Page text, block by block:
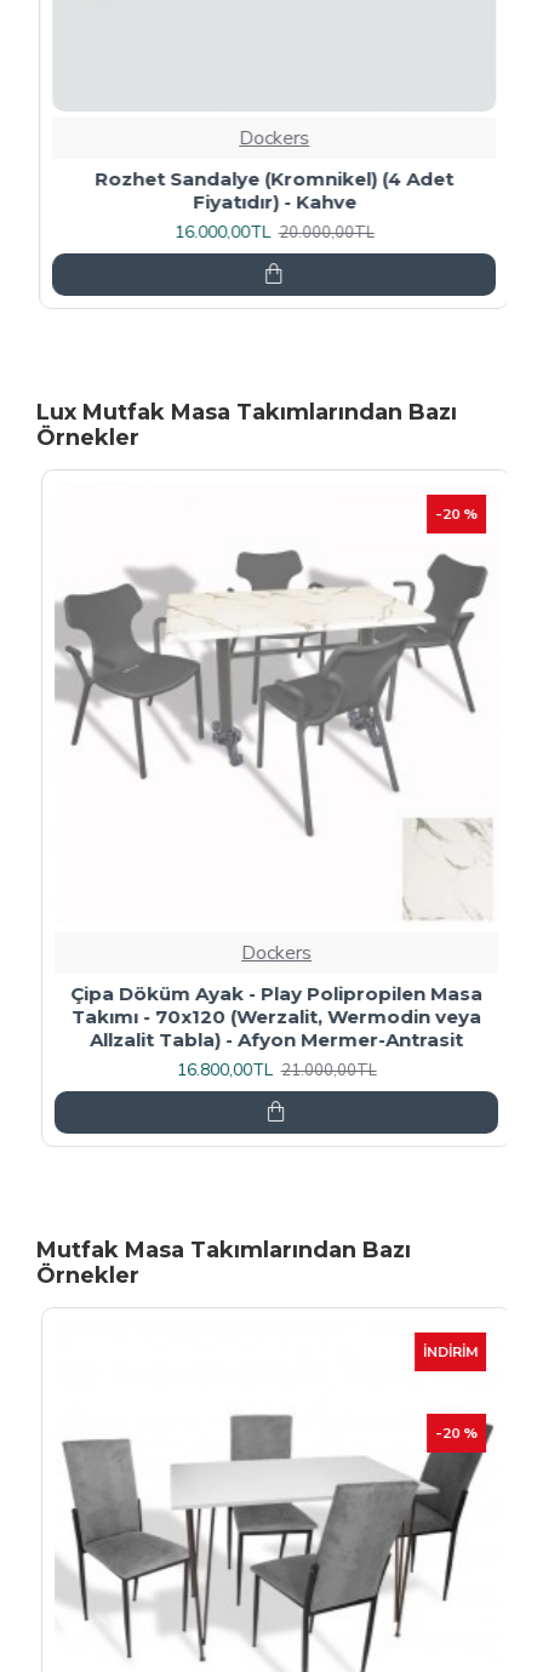
Dockers
Rozhet Sandalye (Kromnikel) (4 Adet
Fiyatıdır) - Kahve
16.000,00TL 20.000,00TL
Lux Mutfak Masa Takımlarından Bazı
Örnekler
-20 %
Dockers
Çipa Döküm Ayak - Play Polipropilen Masa
Takımı - 70x120 (Werzalit, Wermodin veya
Allzalit Tabla) - Afyon Mermer-Antrasit
16.800,00TL 21.000,00TL
Mutfak Masa Takımlarından Bazı
Örnekler
İNDIRIM
-20 %